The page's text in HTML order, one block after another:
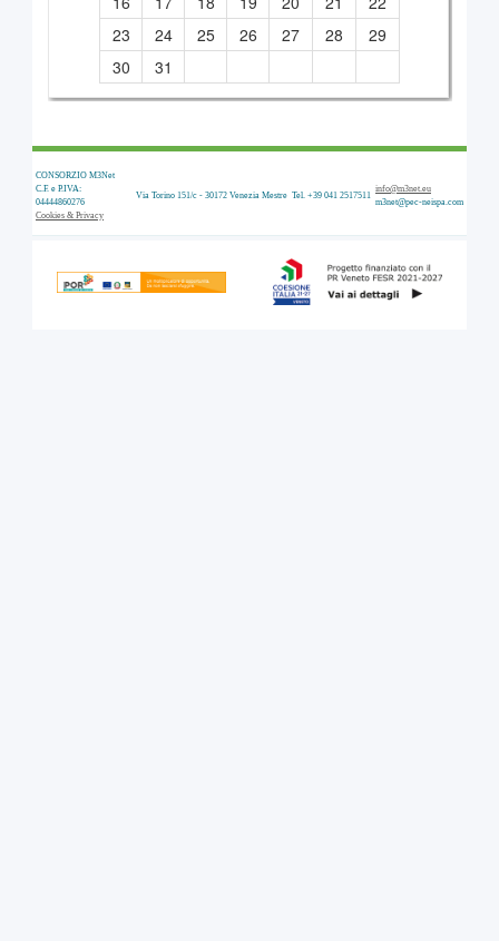
CONSORZIO M3Net
C.F. e P.IVA:
04444860276
Cookies & Privacy
Via Torino 151/c - 30172 Venezia Mestre Tel. +39 041 2517511
info@m3net.eu
m3net@pec-neispa.com